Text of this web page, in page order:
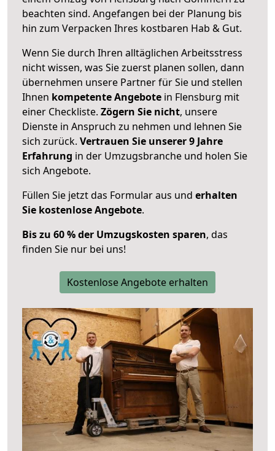
beachten sind. Angefangen bei der Planung bis
hin zum Verpacken Ihres kostbaren Hab & Gut.
Wenn Sie durch Ihren alltäglichen Arbeitsstress
nicht wissen, was Sie zuerst planen sollen, dann
übernehmen unsere Partner für Sie und stellen
Ihnen kompetente Angebote in Flensburg mit
einer Checkliste. Zögern Sie nicht, unsere
Dienste in Anspruch zu nehmen und lehnen Sie
sich zurück. Vertrauen Sie unserer 9 Jahre
Erfahrung in der Umzugsbranche und holen Sie
sich Angebote.
Füllen Sie jetzt das Formular aus und erhalten
Sie kostenlose Angebote.
Bis zu 60 % der Umzugskosten sparen, das
finden Sie nur bei uns!
Kostenlose Angebote erhalten